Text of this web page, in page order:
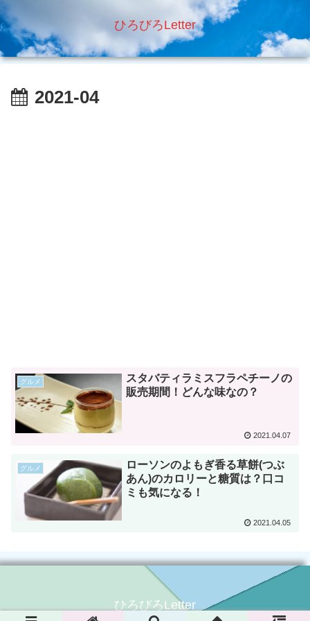
ひろびろLetter
2021-04
グルメ
スタバティラミスフラペチーノの
販売期間！どんな味なの？
2021.04.07
グルメ
ローソンのよもぎ香る草餅(つぶ
あん)のカロリーと糖質は？口コ
ミも気になる！
2021.04.05
ひろびろLetter